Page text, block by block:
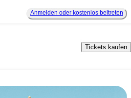
Anmelden oder kostenlos beitreten
Tickets kaufen